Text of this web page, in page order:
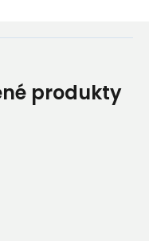
produkty